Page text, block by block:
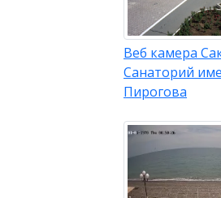
Веб камера
Санаторий
Пирогова